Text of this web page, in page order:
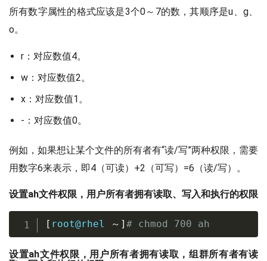
所有数字属性的格式应该是3个0～7的数，其顺序是u、g、
o。
r：对应数值4。
w：对应数值2。
x：对应数值1。
-：对应数值0。
例如，如果想让某个文件的所有者有“读/写”两种权限，需要
用数字6来表示，即4（可读）+2（可写）=6（读/写）。
设置ah文件权限，用户所有者拥有读取、写入和执行的权限
[ root@rhel ～ ] # chmod 700 ah
设置ah文件权限，用户所有者拥有读取，组群所有者有读